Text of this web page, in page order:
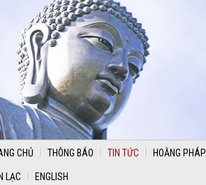
CHỦ THÔNG BÁO TIN TỨC HOẰNG PHÁP
LẠC ENGLISH